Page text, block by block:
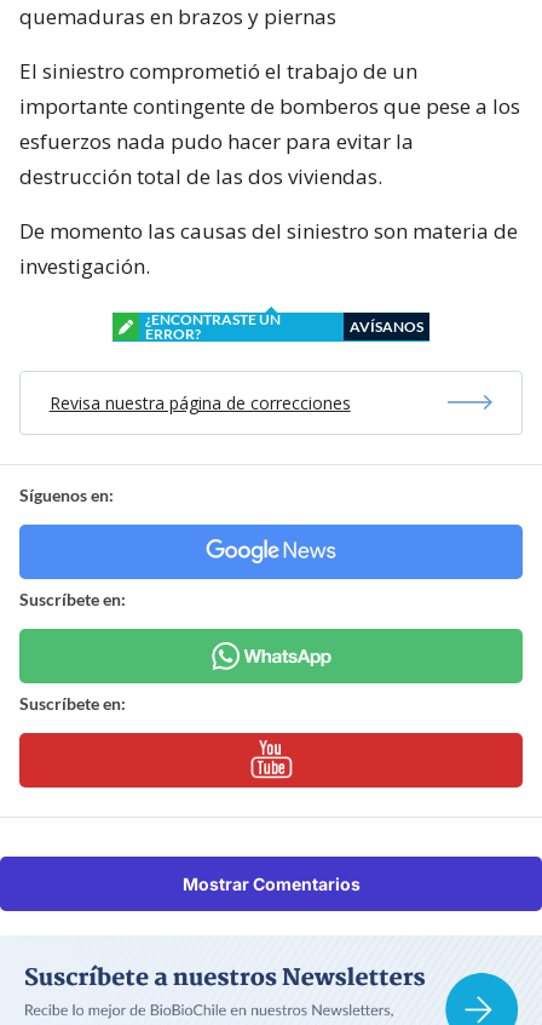
quemaduras en brazos y piernas
El siniestro comprometió el trabajo de un
importante contingente de bomberos que pese a los
esfuerzos nada pudo hacer para evitar la
destrucción total de las dos viviendas.
De momento las causas del siniestro son materia de
investigación.
¿ENCONTRASTE UN
ERROR?
AVÍSANOS
Revisa nuestra página de correcciones
Síguenos en:
Suscríbete en:
Suscríbete en:
Mostrar Comentarios